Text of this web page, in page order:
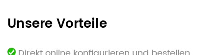
Unsere Vorteile